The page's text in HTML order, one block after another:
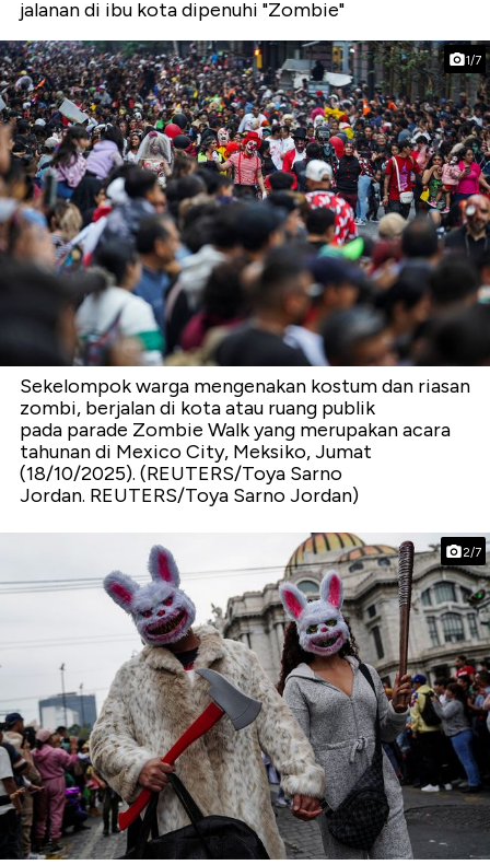
jalanan di ibu kota dipenuhi "Zombie"
1/7
Sekelompok warga mengenakan kostum dan riasan
zombi, berjalan di kota atau ruang publik
pada parade Zombie Walk yang merupakan acara
tahunan di Mexico City, Meksiko, Jumat
(18/10/2025). (REUTERS/Toya Sarno
Jordan. REUTERS/Toya Sarno Jordan)
2/7